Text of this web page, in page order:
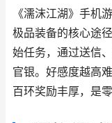
《濡沫江湖》手机
极品装备的核心途
始任务，通过送信
官银。好感度越高
百环奖励丰厚，是